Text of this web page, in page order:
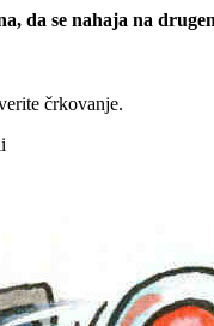
da se nahaja na
črkovanje.